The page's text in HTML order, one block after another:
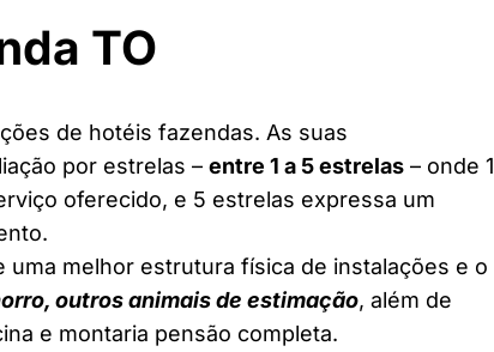
TO
de hotéis fazendas. As suas
por estrelas – entre 1 a 5 estrelas – onde 1
oferecido, e 5 estrelas expressa um
melhor estrutura física de instalações e o
outros animais de estimação, além de
e montaria pensão completa.